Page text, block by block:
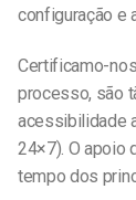
configuração e
Certificamo-
processo, são
acessibilidade
24×7). O apoio
tempo dos